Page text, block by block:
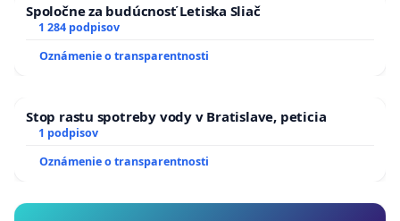
Spoločne za budúcnosť Letiska Sliač
1 284 podpisov
Oznámenie o transparentnosti
Stop rastu spotreby vody v Bratislave, peticia
1 podpisov
Oznámenie o transparentnosti